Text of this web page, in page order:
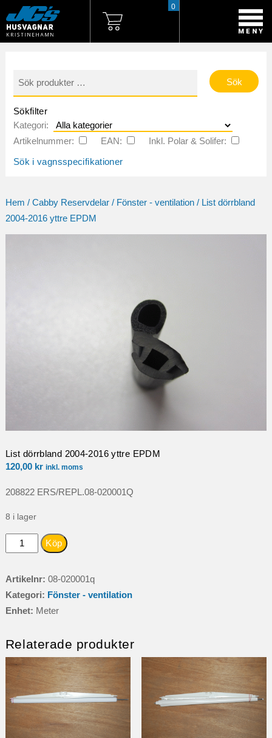
0
efter:
Sökfilter
Kategori:
Artikelnummer:
EAN:
Inkl. Polar & Solifer:
Sök i vagnsspecifikationer
Hem / Cabby Reservdelar/ Fönster - ventilation/ List dörrbland
2004-2016 yttre EPDM
List dörrbland 2004-2016 yttre EPDM
120,00 kr inkl. moms
208822 ERS/REPL.08-020001Q
8 i lager
dörrbland
Köp
Artikelnr: 08-020001q
Kategori: Fönster - ventilation
Enhet: Meter
Relaterade produkter